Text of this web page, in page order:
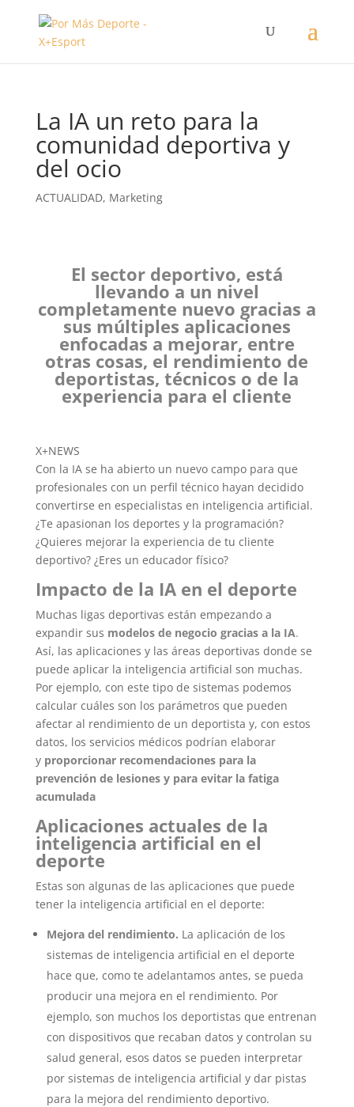
La IA un reto para la
comunidad deportiva y
del ocio
ACTUALIDAD, Marketing
El sector deportivo, está
llevando a un nivel
completamente nuevo gracias a
sus múltiples aplicaciones
enfocadas a mejorar, entre
otras cosas, el rendimiento de
deportistas, técnicos o de la
experiencia para el cliente
X+NEWS
Con la IA se ha abierto un nuevo campo para que
profesionales con un perfil técnico hayan decidido
convertirse en especialistas en inteligencia artificial.
¿Te apasionan los deportes y la programación?
¿Quieres mejorar la experiencia de tu cliente
deportivo? ¿Eres un educador físico?
Impacto de la IA en el deporte
Muchas ligas deportivas están empezando a
expandir sus modelos de negocio gracias a la IA.
Así, las aplicaciones y las áreas deportivas donde se
puede aplicar la inteligencia artificial son muchas.
Por ejemplo, con este tipo de sistemas podemos
calcular cuáles son los parámetros que pueden
afectar al rendimiento de un deportista y, con estos
datos, los servicios médicos podrían elaborar
y proporcionar recomendaciones para la
prevención de lesiones y para evitar la fatiga
acumulada
Aplicaciones actuales de la
inteligencia artificial en el
deporte
Estas son algunas de las aplicaciones que puede
tener la inteligencia artificial en el deporte:
Mejora del rendimiento. La aplicación de los
sistemas de inteligencia artificial en el deporte
hace que, como te adelantamos antes, se pueda
producir una mejora en el rendimiento. Por
ejemplo, son muchos los deportistas que entrenan
con dispositivos que recaban datos y controlan su
salud general, esos datos se pueden interpretar
por sistemas de inteligencia artificial y dar pistas
para la mejora del rendimiento deportivo.